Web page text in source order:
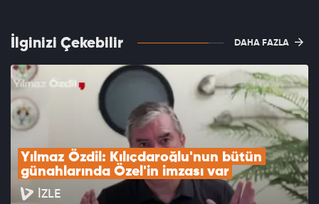
İlginizi Çekebilir DAHA FAZLA
Yılmaz Özdil: Kılıçdaroğlu'nun bütün
günahlarında Özel'in imzası var
İZLE